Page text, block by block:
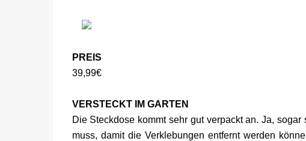
PREIS
39,99€
VERSTECKT IM GARTEN
Die Steckdose kommt sehr gut verpackt an. Ja,
muss, damit die Verklebungen entfernt werden